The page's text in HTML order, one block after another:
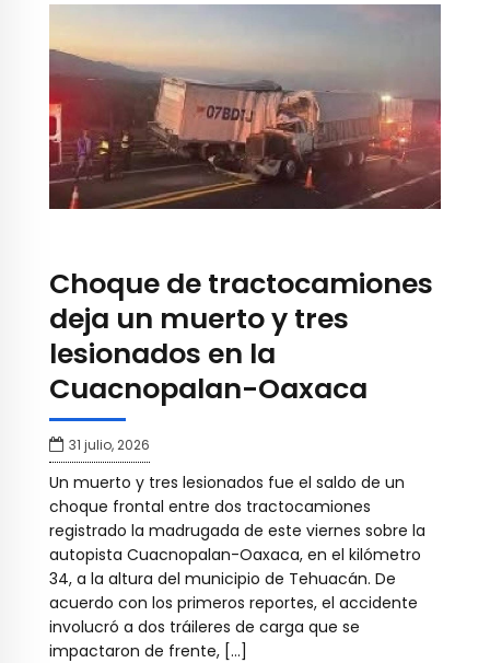
Choque de tractocamiones
deja un muerto y tres
lesionados en la
Cuacnopalan-Oaxaca
31 julio, 2026
Un muerto y tres lesionados fue el saldo de un
choque frontal entre dos tractocamiones
registrado la madrugada de este viernes sobre la
autopista Cuacnopalan-Oaxaca, en el kilómetro
34, a la altura del municipio de Tehuacán. De
acuerdo con los primeros reportes, el accidente
involucró a dos tráileres de carga que se
impactaron de frente, […]